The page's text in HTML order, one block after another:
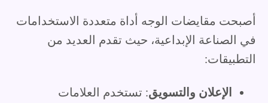
أصبحت مقايضات الوجه أداة متعددة الاستخدامات
في الصناعة الإبداعية، حيث تقدم العديد من
التطبيقات:
الإعلان والتسويق: تستخدم العلامات